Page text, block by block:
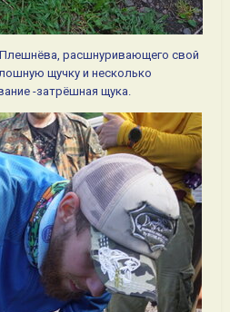
расшнуривающего свой
щучку и несколько
-затрёшная щука.